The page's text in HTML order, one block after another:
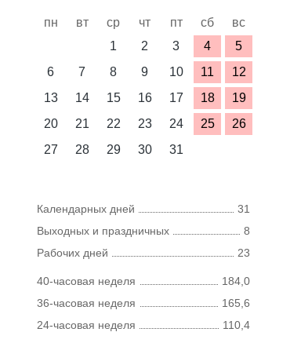
пн вт ср чт пт сб
вс
1
2 3 4
5
6
7 8 9 10 11
12
13
14 15 16 17 18
19
20
21 22 23 24 25
26
27
28 29 30 31
Календарных дней
31
Выходных и праздничных
8
Рабочих дней
23
40-часовая неделя
184,0
36-часовая неделя
165,6
24-часовая неделя
110,4